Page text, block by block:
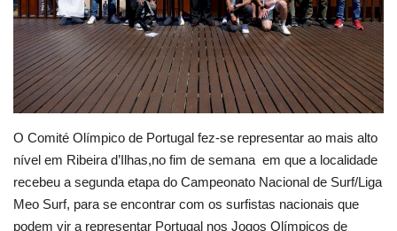
Saúde
Ficha técnica
Lazer
Ambiente
O Comité Olímpico de Portugal fez-se representar ao mais alto
nível em Ribeira d’Ilhas,no fim de semana em que a localidade
recebeu a segunda etapa do Campeonato Nacional de Surf/Liga
Meo Surf, para se encontrar com os surfistas nacionais que
podem vir a representar Portugal nos Jogos Olímpicos de